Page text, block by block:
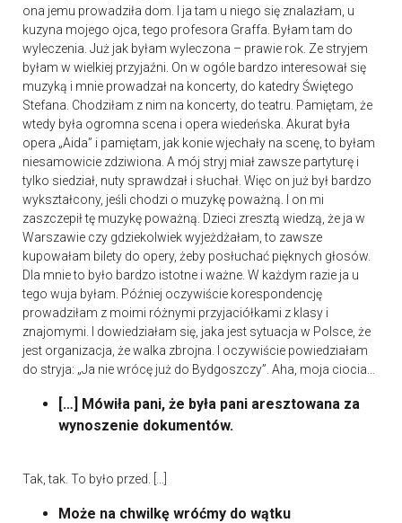
ona jemu prowadziła dom. I ja tam u niego się znalazłam, u
kuzyna mojego ojca, tego profesora Graffa. Byłam tam do
wyleczenia. Już jak byłam wyleczona – prawie rok. Ze stryjem
byłam w wielkiej przyjaźni. On w ogóle bardzo interesował się
muzyką i mnie prowadzał na koncerty, do katedry Świętego
Stefana. Chodziłam z nim na koncerty, do teatru. Pamiętam, że
wtedy była ogromna scena i opera wiedeńska. Akurat była
opera „Aida” i pamiętam, jak konie wjechały na scenę, to byłam
niesamowicie zdziwiona. A mój stryj miał zawsze partyturę i
tylko siedział, nuty sprawdzał i słuchał. Więc on już był bardzo
wykształcony, jeśli chodzi o muzykę poważną. I on mi
zaszczepił tę muzykę poważną. Dzieci zresztą wiedzą, że ja w
Warszawie czy gdziekolwiek wyjeżdżałam, to zawsze
kupowałam bilety do opery, żeby posłuchać pięknych głosów.
Dla mnie to było bardzo istotne i ważne. W każdym razie ja u
tego wuja byłam. Później oczywiście korespondencję
prowadziłam z moimi różnymi przyjaciółkami z klasy i
znajomymi. I dowiedziałam się, jaka jest sytuacja w Polsce, że
jest organizacja, że walka zbrojna. I oczywiście powiedziałam
do stryja: „Ja nie wrócę już do Bydgoszczy”. Aha, moja ciocia…
[…] Mówiła pani, że była pani aresztowana za
wynoszenie dokumentów.
Tak, tak. To było przed. […]
Może na chwilkę wróćmy do wątku